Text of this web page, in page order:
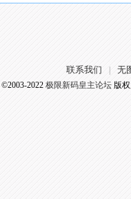
联系我们 无
©2003-2022 极限新码皇主论坛版权